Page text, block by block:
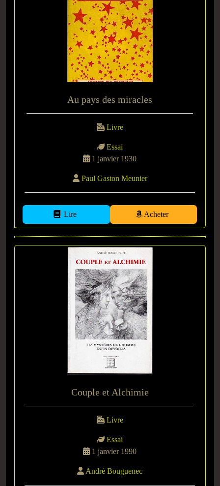
Au pays des miracles
Livre
Essai
1 janvier 1930
Paul Gaston Meunier
Lire Acheter
Couple et Alchimie
Livre
Essai
1 janvier 1990
André Bouguenec